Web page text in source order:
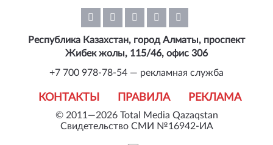
© 2011—2026 Total Media Qazaqstan
Свидетельство СМИ №16942-ИА
КОНТАКТЫ ПРАВИЛА РЕКЛАМА
Республика Казахстан, город Алматы, проспект
Жибек жолы, 115/46, офис 306
+7 700 978-78-54 — рекламная служба